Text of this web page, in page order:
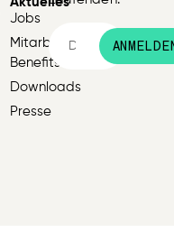
Jobs
Mitarbeiter:innen
Benefits
Downloads
Presse